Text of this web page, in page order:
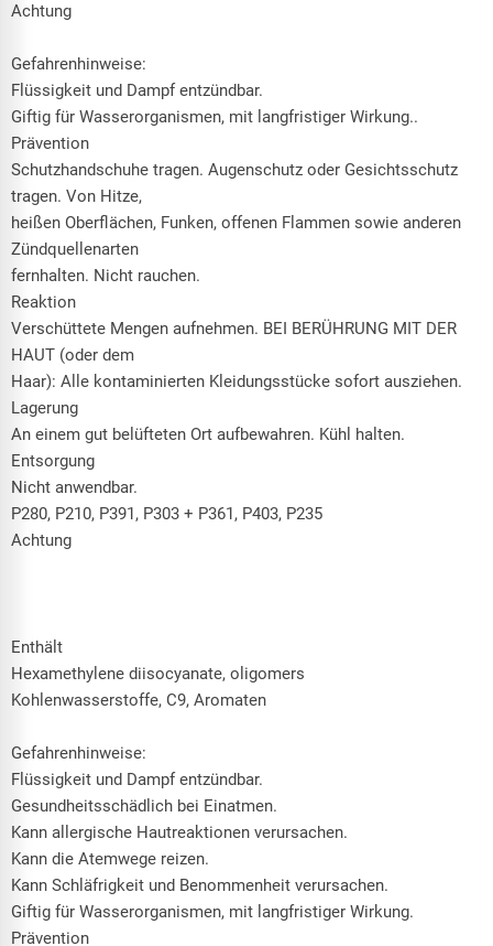
Achtung
Gefahrenhinweise:
Flüssigkeit und Dampf entzündbar.
Giftig für Wasserorganismen, mit langfristiger Wirkung..
Prävention
Schutzhandschuhe tragen. Augenschutz oder Gesichtsschutz
tragen. Von Hitze,
heißen Oberflächen, Funken, offenen Flammen sowie anderen
Zündquellenarten
fernhalten. Nicht rauchen.
Reaktion
Verschüttete Mengen aufnehmen. BEI BERÜHRUNG MIT DER
HAUT (oder dem
Haar): Alle kontaminierten Kleidungsstücke sofort ausziehen.
Lagerung
An einem gut belüfteten Ort aufbewahren. Kühl halten.
Entsorgung
Nicht anwendbar.
P280, P210, P391, P303 + P361, P403, P235
Achtung
Enthält
Hexamethylene diisocyanate, oligomers
Kohlenwasserstoffe, C9, Aromaten
Gefahrenhinweise:
Flüssigkeit und Dampf entzündbar.
Gesundheitsschädlich bei Einatmen.
Kann allergische Hautreaktionen verursachen.
Kann die Atemwege reizen.
Kann Schläfrigkeit und Benommenheit verursachen.
Giftig für Wasserorganismen, mit langfristiger Wirkung.
Prävention